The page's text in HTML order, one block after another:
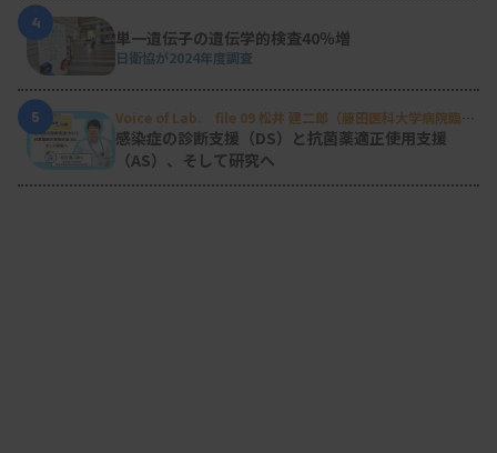
4
単一遺伝子の遺伝学的検査40％増
日衛協が2024年度調査
5
Voice of Lab. file 09 松井 建二郎（藤田医科大学病院臨床
検査部微生物遺伝子検査室）
感染症の診断支援（DS）と抗菌薬適正使用支援
（AS）、そして研究へ